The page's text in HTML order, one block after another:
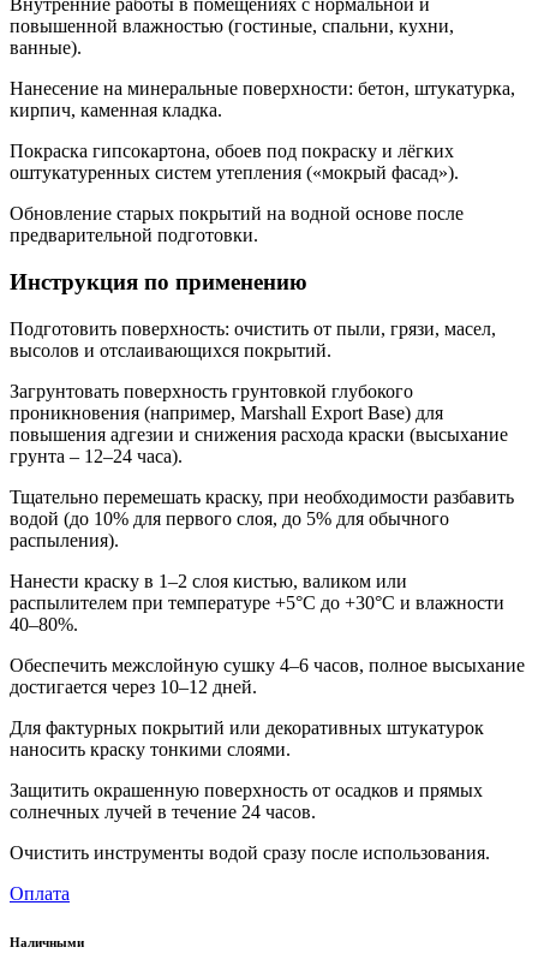
Внутренние работы в помещениях с нормальной и
повышенной влажностью (гостиные, спальни, кухни,
ванные).
Нанесение на минеральные поверхности: бетон, штукатурка,
кирпич, каменная кладка.
Покраска гипсокартона, обоев под покраску и лёгких
оштукатуренных систем утепления («мокрый фасад»).
Обновление старых покрытий на водной основе после
предварительной подготовки.
Инструкция по применению
Подготовить поверхность: очистить от пыли, грязи, масел,
высолов и отслаивающихся покрытий.
Загрунтовать поверхность грунтовкой глубокого
проникновения (например, Marshall Export Base) для
повышения адгезии и снижения расхода краски (высыхание
грунта – 12–24 часа).
Тщательно перемешать краску, при необходимости разбавить
водой (до 10% для первого слоя, до 5% для обычного
распыления).
Нанести краску в 1–2 слоя кистью, валиком или
распылителем при температуре +5°C до +30°C и влажности
40–80%.
Обеспечить межслойную сушку 4–6 часов, полное высыхание
достигается через 10–12 дней.
Для фактурных покрытий или декоративных штукатурок
наносить краску тонкими слоями.
Защитить окрашенную поверхность от осадков и прямых
солнечных лучей в течение 24 часов.
Очистить инструменты водой сразу после использования.
Оплата
Наличными